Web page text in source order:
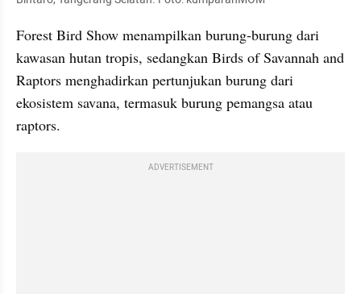
Forest Bird Show menampilkan burung-burung dari
kawasan hutan tropis, sedangkan Birds of Savannah and
Raptors menghadirkan pertunjukan burung dari
ekosistem savana, termasuk burung pemangsa atau
raptors.
ADVERTISEMENT